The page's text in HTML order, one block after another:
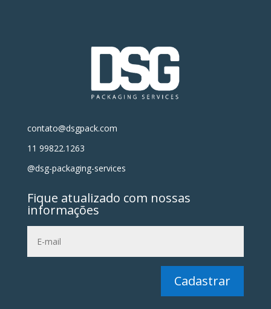
contato@dsgpack.com
11 99822.1263
@dsg-packaging-services
Fique atualizado com nossas
informações
Cadastrar